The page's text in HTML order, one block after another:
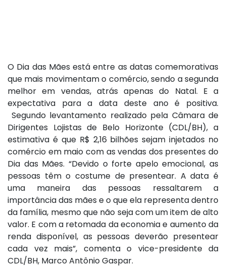
O Dia das Mães está entre as datas comemorativas
que mais movimentam o comércio, sendo a segunda
melhor em vendas, atrás apenas do Natal. E a
expectativa para a data deste ano é positiva.
Segundo levantamento realizado pela Câmara de
Dirigentes Lojistas de Belo Horizonte (CDL/BH), a
estimativa é que R$ 2,16 bilhões sejam injetados no
comércio em maio com as vendas dos presentes do
Dia das Mães. “Devido o forte apelo emocional, as
pessoas têm o costume de presentear. A data é
uma maneira das pessoas ressaltarem a
importância das mães e o que ela representa dentro
da família, mesmo que não seja com um item de alto
valor. E com a retomada da economia e aumento da
renda disponível, as pessoas deverão presentear
cada vez mais”, comenta o vice-presidente da
CDL/BH, Marco Antônio Gaspar.